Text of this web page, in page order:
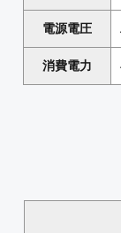
電源電圧
消費電力